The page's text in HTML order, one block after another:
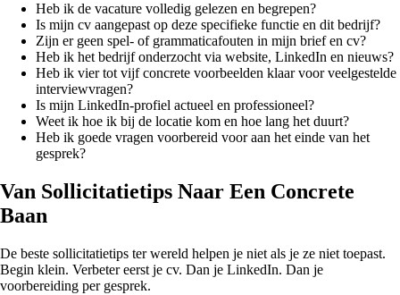
Heb ik de vacature volledig gelezen en begrepen?
Is mijn cv aangepast op deze specifieke functie en dit bedrijf?
Zijn er geen spel- of grammaticafouten in mijn brief en cv?
Heb ik het bedrijf onderzocht via website, LinkedIn en nieuws?
Heb ik vier tot vijf concrete voorbeelden klaar voor veelgestelde
interviewvragen?
Is mijn LinkedIn-profiel actueel en professioneel?
Weet ik hoe ik bij de locatie kom en hoe lang het duurt?
Heb ik goede vragen voorbereid voor aan het einde van het
gesprek?
Van Sollicitatietips Naar Een Concrete
Baan
De beste sollicitatietips ter wereld helpen je niet als je ze niet toepast.
Begin klein. Verbeter eerst je cv. Dan je LinkedIn. Dan je
voorbereiding per gesprek.